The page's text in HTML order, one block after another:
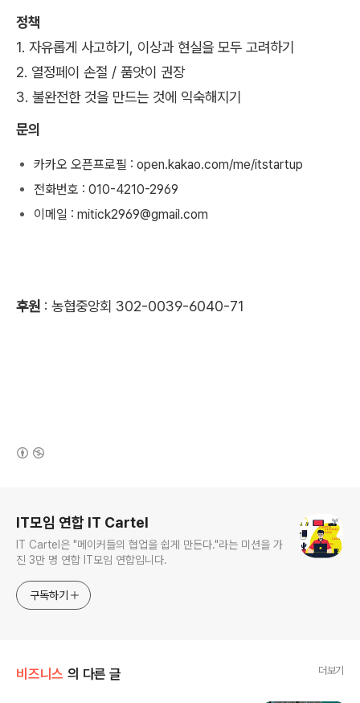
정책
1. 자유롭게 사고하기, 이상과 현실을 모두 고려하기
2. 열정페이 손절 / 품앗이 권장
3. 불완전한 것을 만드는 것에 익숙해지기
문의
카카오 오픈프로필 : open.kakao.com/me/itstartup
전화번호 : 010-4210-2969
이메일 : mitick2969@gmail.com
후원 : 농협중앙회 302-0039-6040-71
IT모임 연합 IT Cartel
IT Cartel은 "메이커들의 협업을 쉽게 만든다."라는 미션을 가
진 3만 명 연합 IT모임 연합입니다.
구독하기
비즈니스 의 다른 글 더보기